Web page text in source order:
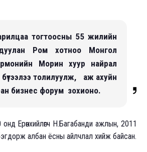
тогтоосны 55 жилийн
Ром хотноо Монгол
Морин хуур найрал
толилуулж, аж ахуйн
бизнес форум зохионо.
Ерөнхийлөгч Н.Багабанди ажлын, 2011
албан ёсны айлчлал хийж байсан.